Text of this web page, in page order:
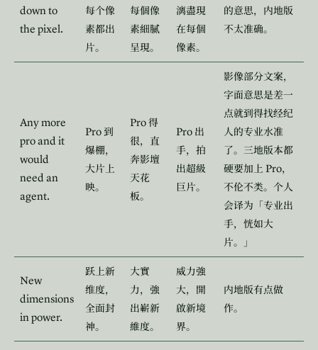
down to
the pixel.
每个像
素都出
片。
每個像
素細膩
呈現。
漓盡現
在每個
像素。
的意思，内地版
不太准确。
Any more
pro and it
would
need an
agent.
Pro到
爆棚，
大片上
映。
Pro得
很，直
奔影壇
天花
板。
Pro 出
手，拍
出超級
巨片。
影像部分文案，
字面意思是差一
点就到得找经纪
人的专业水准
了。三地版本都
硬要加上 Pro，
不伦不类。个人
会译为「专业出
手，恍如大
片。」
New
dimensions
in power.
跃上新
维度，
全面封
神。
大實
力，強
出嶄新
維度。
威力強
大，開
啟新境
界。
内地版有点做
作。